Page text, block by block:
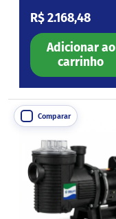
Preço normal
R$ 2.168,48
Adicionar ao
carrinho
Comparar